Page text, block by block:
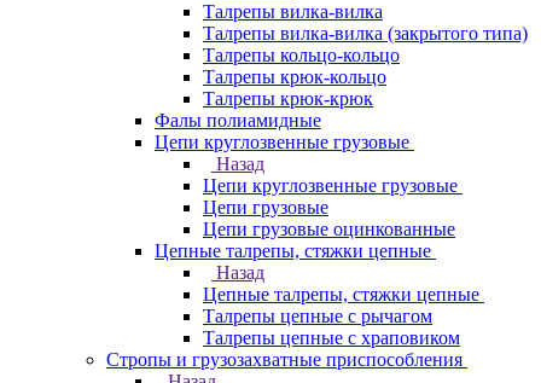
Талрепы вилка-вилка
Талрепы вилка-вилка (закрытого типа)
Талрепы кольцо-кольцо
Талрепы крюк-кольцо
Талрепы крюк-крюк
Фалы полиамидные
Цепи круглозвенные грузовые
Назад
Цепи круглозвенные грузовые
Цепи грузовые
Цепи грузовые оцинкованные
Цепные талрепы, стяжки цепные
Назад
Цепные талрепы, стяжки цепные
Талрепы цепные с рычагом
Талрепы цепные с храповиком
Стропы и грузозахватные приспособления